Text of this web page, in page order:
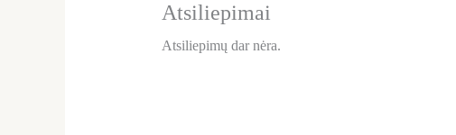
Atsiliepimai
Atsiliepimų dar nėra.